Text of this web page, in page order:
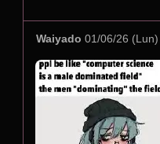
Waiyado 01/06/26